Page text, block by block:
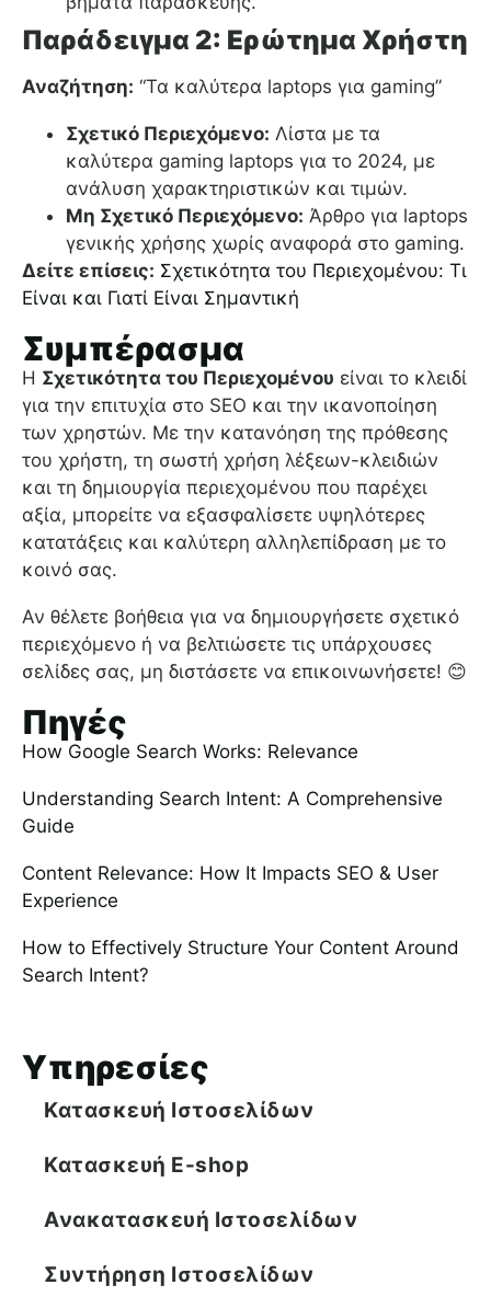
Παράδειγμα 2: Ερώτημα Χρήστη
Αναζήτηση: “Τα καλύτερα laptops για gaming”
Σχετικό Περιεχόμενο: Λίστα με τα
καλύτερα gaming laptops για το 2024, με
ανάλυση χαρακτηριστικών και τιμών.
Μη Σχετικό Περιεχόμενο: Άρθρο για laptops
γενικής χρήσης χωρίς αναφορά στο gaming.
Δείτε επίσεις: Σχετικότητα του Περιεχομένου: Τι
Είναι και Γιατί Είναι Σημαντική
Συμπέρασμα
Η Σχετικότητα του Περιεχομένου είναι το κλειδί
για την επιτυχία στο SEO και την ικανοποίηση
των χρηστών. Με την κατανόηση της πρόθεσης
του χρήστη, τη σωστή χρήση λέξεων-κλειδιών
και τη δημιουργία περιεχομένου που παρέχει
αξία, μπορείτε να εξασφαλίσετε υψηλότερες
κατατάξεις και καλύτερη αλληλεπίδραση με το
κοινό σας.
Αν θέλετε βοήθεια για να δημιουργήσετε σχετικό
περιεχόμενο ή να βελτιώσετε τις υπάρχουσες
σελίδες σας, μη διστάσετε να επικοινωνήσετε! 😊
Πηγές
How Google Search Works: Relevance
Understanding Search Intent: A Comprehensive
Guide
Content Relevance: How It Impacts SEO & User
Experience
How to Effectively Structure Your Content Around
Search Intent?
Υπηρεσίες
Κατασκευή Ιστοσελίδων
Κατασκευή E-shop
Ανακατασκευή Ιστοσελίδων
Συντήρηση Ιστοσελίδων